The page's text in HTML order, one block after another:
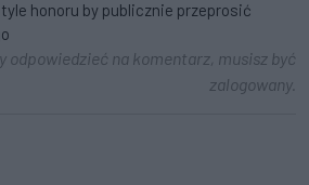
honoru by publicznie przeprosić
odpowiedzieć na komentarz, musisz być
zalogowany.